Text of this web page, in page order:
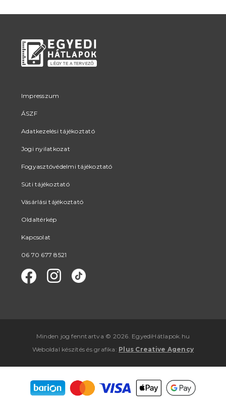
Impresszum
ÁSZF
Adatkezelési tájékoztató
Jogi nyilatkozat
Fogyasztóvédelmi tájékoztató
Süti tájékoztató
Vásárlási tájékoztató
Oldaltérkép
Kapcsolat
06 70 677 8521
Minden jog fenntartva © 2026. EgyediHátlapok.hu
Weboldal készítés ésgrafika : Plus Creative Agency